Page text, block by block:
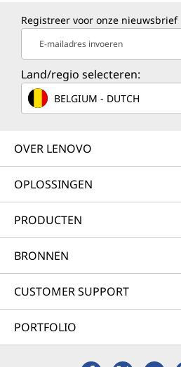
Registreer voor onze nieuwsbrief
E-mailadres invoeren
Land/regio selecteren:
BELGIUM - DUTCH
OVER LENOVO
OPLOSSINGEN
PRODUCTEN
BRONNEN
CUSTOMER SUPPORT
PORTFOLIO